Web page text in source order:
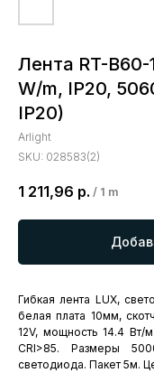
Лента RT-B60-
W/m, IP20,
IP20)
Arlight
SKU: 028583(2)
1 211,96 р. / 1 m
Гибкая лента LUX,
белая плата 10мм,
12V, мощность 14.4 Вт/
CRI>85. Размеры
светодиода. Пакет 5м.